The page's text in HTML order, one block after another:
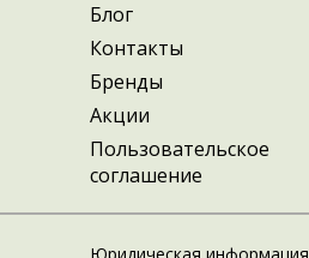
Блог
Контакты
Бренды
Акции
Пользовательское
соглашение